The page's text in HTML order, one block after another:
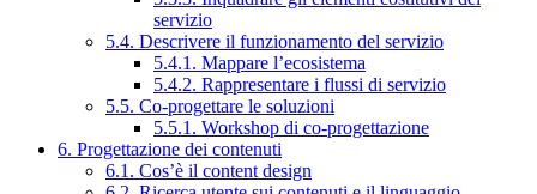
servizio
5.4. Descrivere il funzionamento del servizio
5.4.1. Mappare l’ecosistema
5.4.2. Rappresentare i flussi di servizio
5.5. Co-progettare le soluzioni
5.5.1. Workshop di co-progettazione
6. Progettazione dei contenuti
6.1. Cos’è il content design